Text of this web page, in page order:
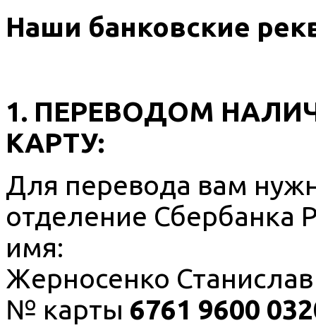
Наши банковские
1. ПЕРЕВОДОМ
КАРТУ:
Для перевода вам
отделение Сбербанка
имя:
Жерносенко
№ карты 6761 9600